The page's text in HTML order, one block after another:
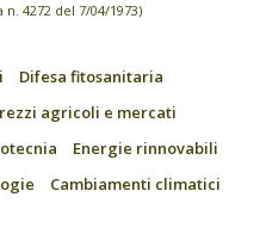
4272 del 7/04/1973)
Difesa fitosanitaria
agricoli e mercati
Energie rinnovabili
Cambiamenti climatici